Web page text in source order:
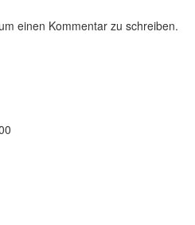
einen Kommentar zu schreiben.